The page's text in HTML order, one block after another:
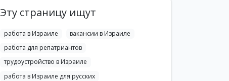
Эту страницу ищут
работа в Израиле
вакансии в Израиле
работа для репатриантов
трудоустройство в Израиле
работа в Израиле для русских